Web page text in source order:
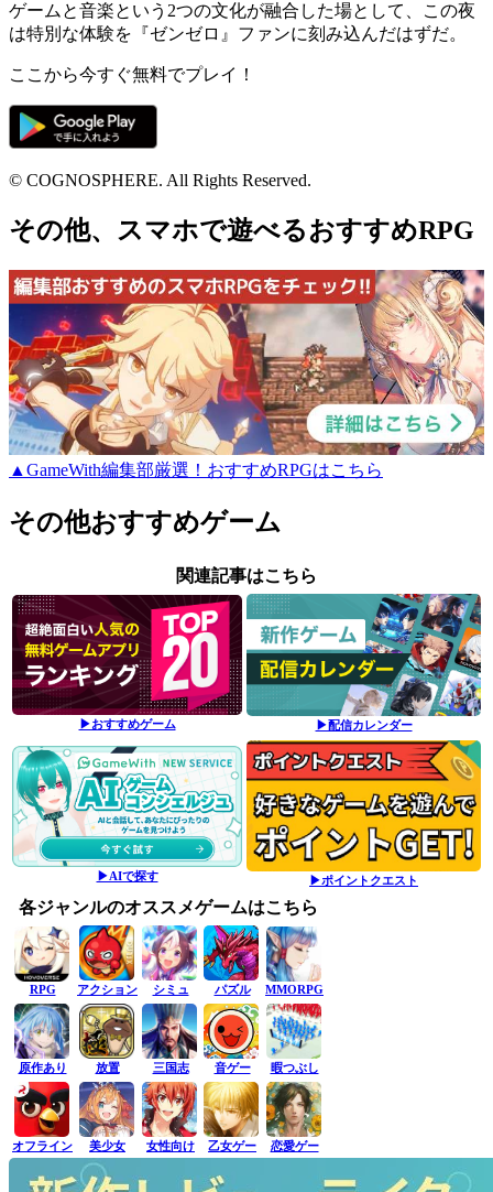
ゲームと音楽という2つの文化が融合した場として、この夜
は特別な体験を『ゼンゼロ』ファンに刻み込んだはずだ。
ここから今すぐ無料でプレイ！
© COGNOSPHERE. All Rights Reserved.
その他、スマホで遊べるおすすめRPG
▲GameWith編集部厳選！おすすめRPGはこちら
その他おすすめゲーム
関連記事はこちら
▶おすすめゲーム ▶配信カレンダー
▶AIで探す ▶ポイントクエスト
各ジャンルのオススメゲームはこちら
RPG アクション シミュ パズル MMORPG
原作あり 放置 三国志 音ゲー 暇つぶし
オフライン 美少女 女性向け 乙女ゲー 恋愛ゲー